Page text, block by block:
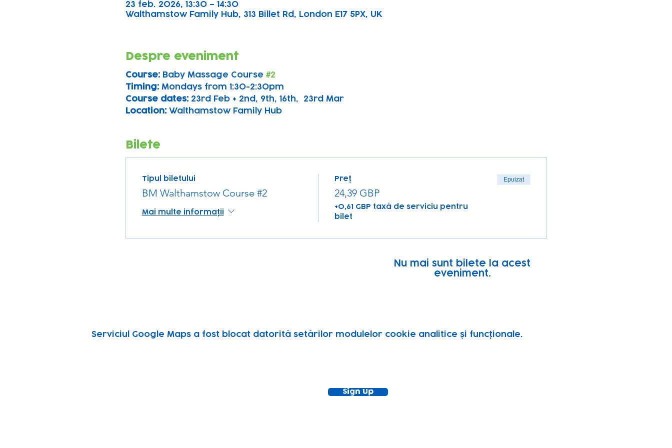
23 feb. 2026, 13:30 – 14:30
Walthamstow Family Hub, 313 Billet Rd, London E17 5PX, UK
Despre eveniment
Course: Baby Massage Course #2
Timing: Mondays from 1:30-2:30pm
Course dates: 23rd Feb + 2nd, 9th, 16th,  23rd Mar
Location: Walthamstow Family Hub
Bilete
Tipul biletului
BM Walthamstow Course #2
Mai multe informații
Preț
24,39 GBP
+0,61 GBP taxă de serviciu pentru
bilet
Epuizat
Nu mai sunt bilete la acest
eveniment.
Serviciul Google Maps a fost blocat datorită setărilor modulelor cookie analitice și funcționale.
Sign Up